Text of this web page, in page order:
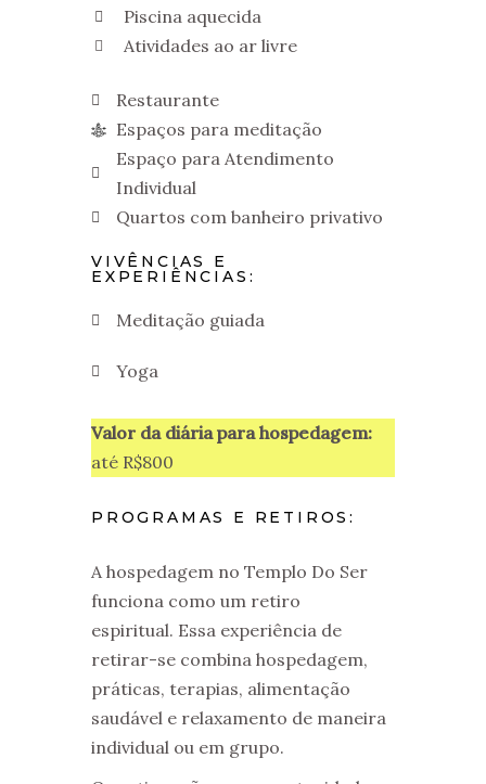
Piscina aquecida
Atividades ao ar livre
Restaurante
Espaços para meditação
Espaço para Atendimento
Individual
Quartos com banheiro privativo
VIVÊNCIAS E
EXPERIÊNCIAS:
Meditação guiada
Yoga
Valor da diária para hospedagem:
até R$800
PROGRAMAS E RETIROS:
A hospedagem no Templo Do Ser
funciona como um retiro
espiritual. Essa experiência de
retirar-se combina hospedagem,
práticas, terapias, alimentação
saudável e relaxamento de maneira
individual ou em grupo.